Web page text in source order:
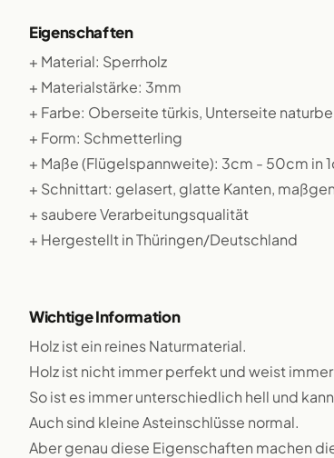
Eigenschaften
+ Material: Sperrholz
+ Materialstärke: 3mm
+ Farbe: Oberseite türkis, Unterseite
+ Form: Schmetterling
+ Maße (Flügelspannweite): 3cm - 50cm in
+ Schnittart: gelasert, glatte Kanten,
+ saubere Verarbeitungsqualität
+ Hergestellt in Thüringen/Deutschland
Wichtige Information
Holz ist ein reines Naturmaterial.
Holz ist nicht immer perfekt und weist
So ist es immer unterschiedlich hell und
Auch sind kleine Asteinschlüsse normal.
Aber genau diese Eigenschaften machen